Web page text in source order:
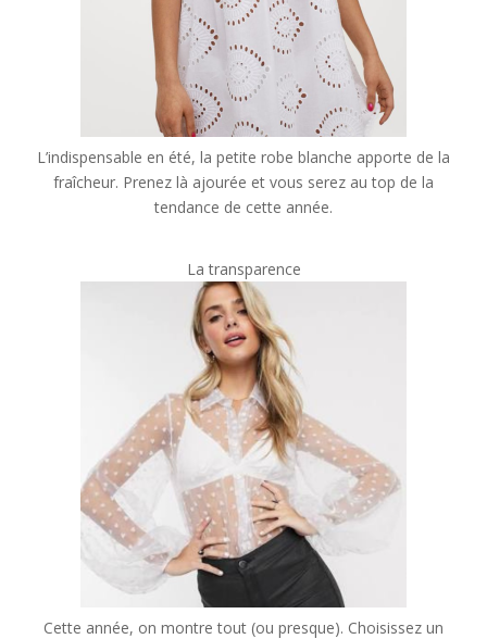
L’indispensable en été, la petite robe blanche apporte de la
fraîcheur. Prenez là ajourée et vous serez au top de la
tendance de cette année.
La transparence
Cette année, on montre tout (ou presque). Choisissez un